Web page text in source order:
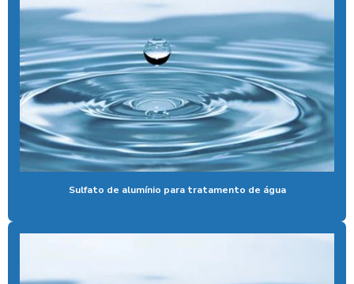
Aspirador self service para eletroposto
Aspirador self service fichas
Aspirador self service moedas
Aspirador self service onde encontrar
Aspirador self service pagamento pix
Aspirador self service pix preço
Sulfato de alumínio para tratamento de água